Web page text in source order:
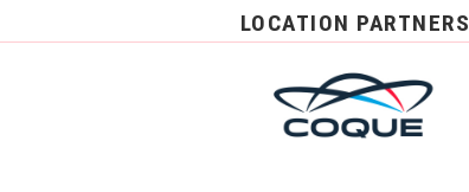
LOCATION PARTNERS